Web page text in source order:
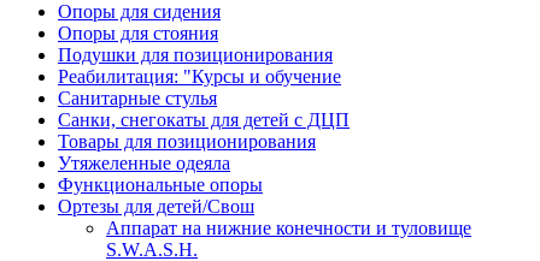
Опоры для сидения
Опоры для стояния
Подушки для позиционирования
Реабилитация: "Курсы и обучение
Санитарные стулья
Санки, снегокаты для детей с ДЦП
Товары для позиционирования
Утяжеленные одеяла
Функциональные опоры
Ортезы для детей/Свош
Аппарат на нижние конечности и туловище
S.W.A.S.H.